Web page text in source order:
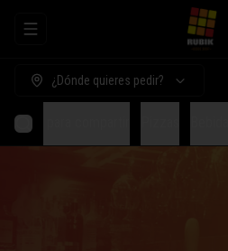
Abrir menu de navegación
¿Dónde quieres pedir?
Comida para compartir